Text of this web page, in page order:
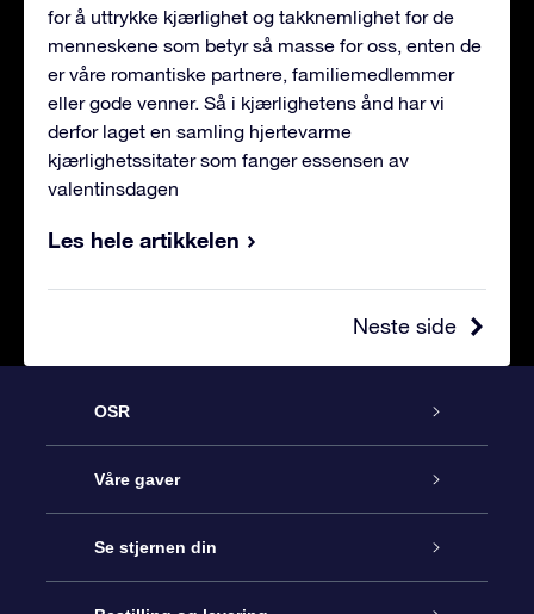
for å uttrykke kjærlighet og takknemlighet for de
menneskene som betyr så masse for oss, enten de
er våre romantiske partnere, familiemedlemmer
eller gode venner. Så i kjærlighetens ånd har vi
derfor laget en samling hjertevarme
kjærlighetssitater som fanger essensen av
valentinsdagen
Les hele artikkelen
Neste side
OSR
Kundeservice
Kontakt oss
Våre gaver
Online Stjernegave
Se stjernen din